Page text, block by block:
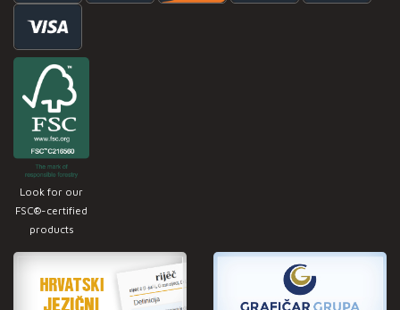
Look for our
FSC®-certified
products